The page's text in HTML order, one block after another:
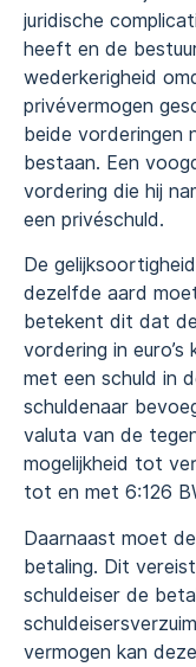
juridische
heeft en de
wederkerigheid
privévermogen
beide vorderingen
bestaan. Een
vordering die hij
een privéschuld.
De
dezelfde aard
betekent dit dat
vordering in
met een schuld in
schuldenaar
valuta van de
mogelijkheid tot
tot en met 6:126
Daarnaast moet
betaling. Dit
schuldeiser de
vermogen kan